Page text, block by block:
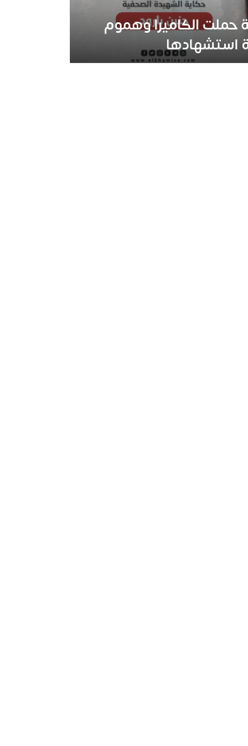
حملت الكاميرا وهموم
استشهادها